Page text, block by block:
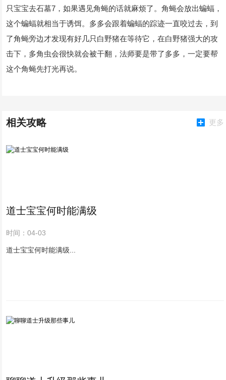
只宝宝去石墓7，如果遇见角蝇的话就麻烦了。角蝇会放出蝙蝠，
这个蝙蝠就相当于诱饵。多多会跟着蝙蝠的踪迹一直咬过去，到
了角蝇旁边才发现有好几只白野猪在等待它，在白野猪强大的攻
击下，多角虫会很快就会被干翻，法师要是带了多多，一定要帮
这个角蝇先打光再说。
相关攻略 更多
道士宝宝何时能满级
时间：04-03
道士宝宝何时能满级...